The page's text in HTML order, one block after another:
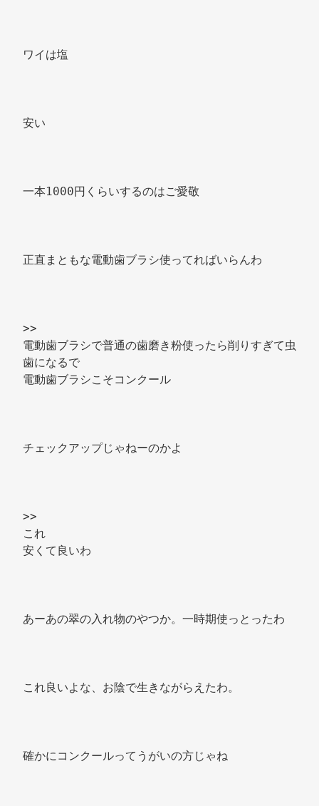
ワイは塩
安い
一本1000円くらいするのはご愛敬
正直まともな電動歯ブラシ使ってればいらんわ
>>
電動歯ブラシで普通の歯磨き粉使ったら削りすぎて虫
歯になるで
電動歯ブラシこそコンクール
チェックアップじゃねーのかよ
>>
これ
安くて良いわ
あーあの翠の入れ物のやつか。一時期使っとったわ
これ良いよな、お陰で生きながらえたわ。
確かにコンクールってうがいの方じゃね